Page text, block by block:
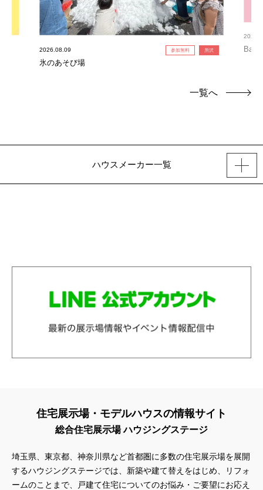
2026.08.09 参加無料 所沢
氷のあそび場
一覧へ
ハウスメーカー一覧
住宅展示場・モデルハウスの情報サイト
総合住宅展示場 ハウジングステージ
埼玉県、東京都、神奈川県など首都圏に多数の住宅展示場を展開
するハウジングステージでは、新築や建て替えをはじめ、リフォ
ームのことまで、戸建て住宅についてのお悩み・ご要望にお応え